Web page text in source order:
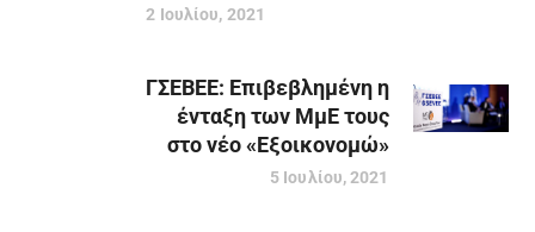
2 Ιουλίου, 2021
ΓΣΕΒΕΕ: Επιβεβλημένη η
ένταξη των ΜμΕ τους
στο νέο «Εξοικονομώ»
5 Ιουλίου, 2021